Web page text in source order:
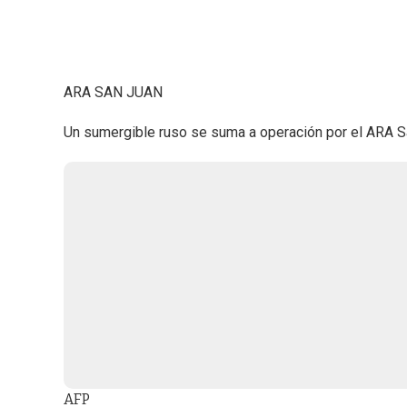
ARA SAN JUAN
Un sumergible ruso se suma a operación por el ARA
AFP